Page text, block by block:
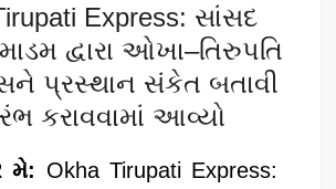
Express: સાંસદ
દ્વારા ઓખા–તિરુપતિ
પ્રસ્થાન સંકેત બતાવી
કરાવવામાં આવ્યો
મે: Okha Tirupati Express: ​